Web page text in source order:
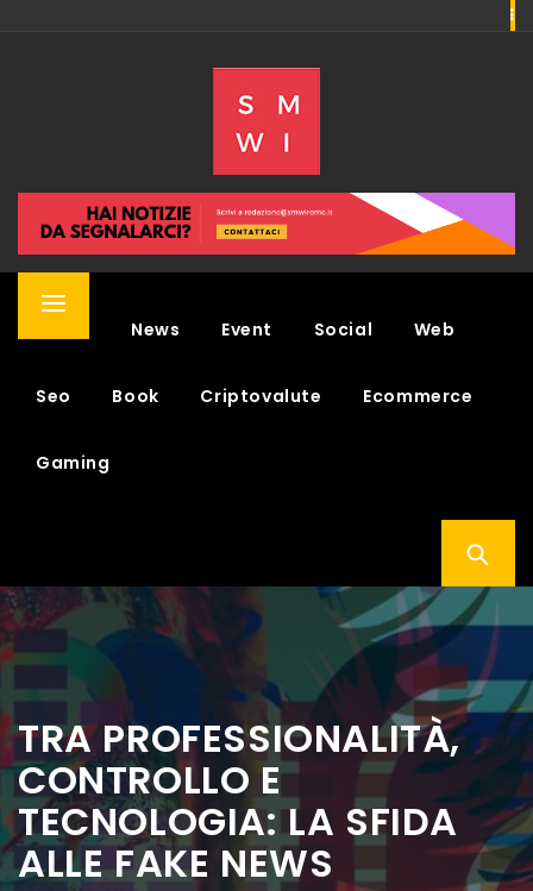
SOCIAL MEDIA WEEK & NEWS
Primary
News Event Social Web
Seo Book Criptovalute Ecommerce
Gaming
TRA PROFESSIONALITÀ,
CONTROLLO E
TECNOLOGIA: LA SFIDA
ALLE FAKE NEWS